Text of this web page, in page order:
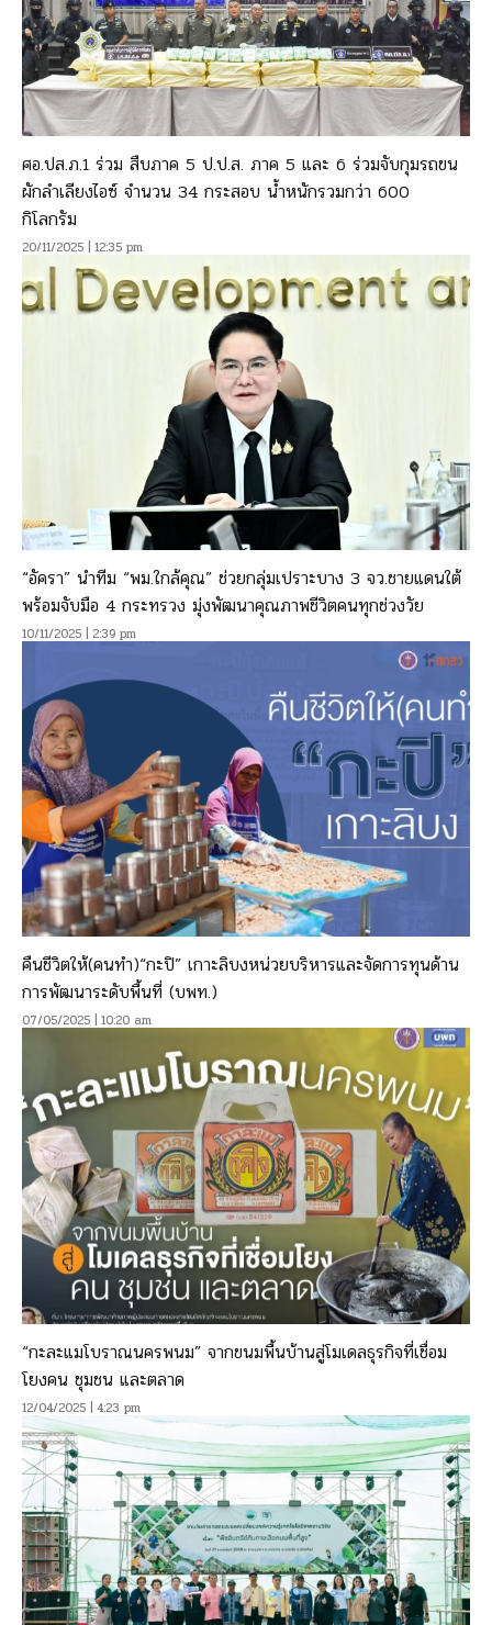
ศอ.ปส.ภ.1 ร่วม สืบภาค 5 ป.ป.ส. ภาค 5 และ 6 ร่วมจับกุมรถขน
ผักลำเลียงไอซ์ จำนวน 34 กระสอบ น้ำหนักรวมกว่า 600
กิโลกรัม
20/11/2025 | 12:35 pm
“อัครา” นำทีม “พม.ใกล้คุณ” ช่วยกลุ่มเปราะบาง 3 จว.ชายแดนใต้
พร้อมจับมือ 4 กระทรวง มุ่งพัฒนาคุณภาพชีวิตคนทุกช่วงวัย
10/11/2025 | 2:39 pm
คืนชีวิตให้(คนทำ)“กะปิ” เกาะลิบงหน่วยบริหารและจัดการทุนด้าน
การพัฒนาระดับพื้นที่ (บพท.)
07/05/2025 | 10:20 am
“กะละแมโบราณนครพนม” จากขนมพื้นบ้านสู่โมเดลธุรกิจที่เชื่อม
โยงคน ชุมชน และตลาด
12/04/2025 | 4:23 pm